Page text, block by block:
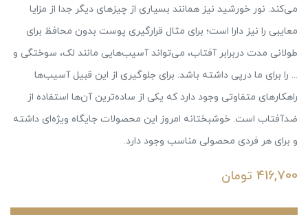
می‌کند. نور خورشید نیز همانند بسیاری از چیزهای دیگر جدا از مزایا
معایبی را نیز دارا است؛ برای مثال قرارگیری پوست بدون محافظ برای
طولانی مدت دربرابر آفتاب، می‌تواند آسیب‌هایی مانند لک، سوختگی و
... را برای ما درپی داشته باشد. برای جلوگیری از این قبیل آسیب‌ها
راهکارهای متفاوتی وجود دارد که یکی از ساده‌ترین آن‌ها استفاده از
ضدآفتاب است. خوشبختانه امروز این محصولات جایگاه ویژه‌ای داشته
و برای هر فردی محصولی مناسب وجود دارد.
416,700 تومان